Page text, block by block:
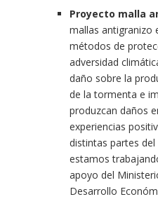
Proyecto malla
mallas antigranizo
métodos de
adversidad
daño sobre la
de la tormenta e
produzcan daños
experiencias
distintas partes
estamos
apoyo del
Desarrollo